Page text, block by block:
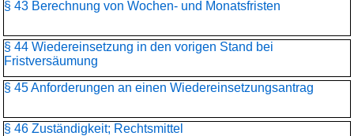
§ 43 Berechnung von Wochen- und Monatsfristen
§ 44 Wiedereinsetzung in den vorigen Stand bei
Fristversäumung
§ 45 Anforderungen an einen Wiedereinsetzungsantrag
§ 46 Zuständigkeit; Rechtsmittel